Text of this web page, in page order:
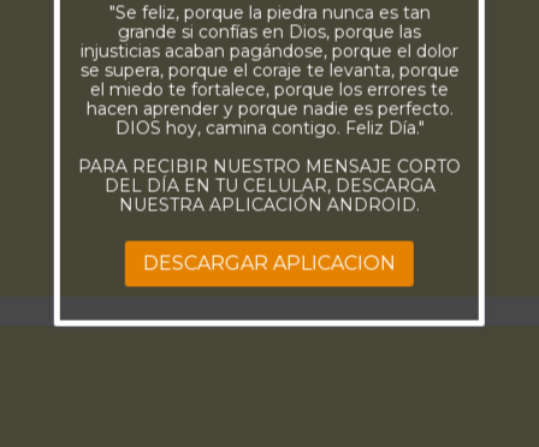
"Se feliz, porque la piedra nunca es tan
grande si confías en Dios, porque las
injusticias acaban pagándose, porque el dolor
se supera, porque el coraje te levanta, porque
el miedo te fortalece, porque los errores te
hacen aprender y porque nadie es perfecto.
DIOS hoy, camina contigo. Feliz Día."
PARA RECIBIR NUESTRO MENSAJE CORTO
DEL DÍA EN TU CELULAR, DESCARGA
NUESTRA APLICACIÓN ANDROID.
DESCARGAR APLICACION